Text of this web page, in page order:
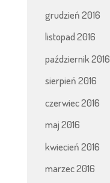
grudzień 2016
listopad 2016
październik 2016
sierpień 2016
czerwiec 2016
maj 2016
kwiecień 2016
marzec 2016